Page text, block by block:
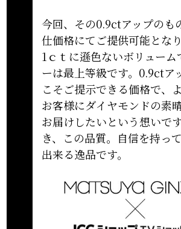
今回、その0.9ctアップのも
仕価格にてご提供可能となり
1ｃｔに遜色ないボリューム
ーは最上等級です。0.9ctア
こそご提示できる価格で、
お客様にダイヤモンドの素
お届けしたいという想いで
き、この品質。自信を持っ
出来る逸品です。